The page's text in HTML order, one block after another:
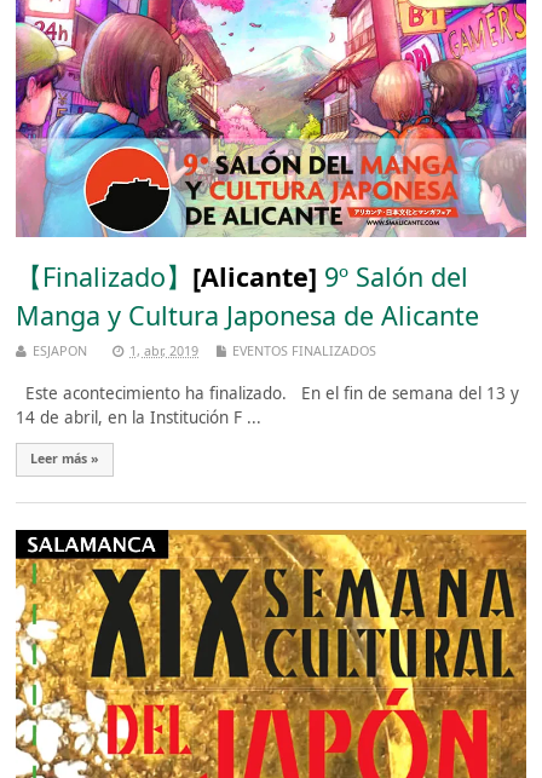
【Finalizado】 [Alicante] 9º Salón del
Manga y Cultura Japonesa de Alicante
ESJAPON 1, abr, 2019 EVENTOS FINALIZADOS
Este acontecimiento ha finalizado. En el fin de semana del 13 y
14 de abril, en la Institución F ...
Leer más »